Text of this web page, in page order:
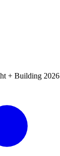
+ Building 2026